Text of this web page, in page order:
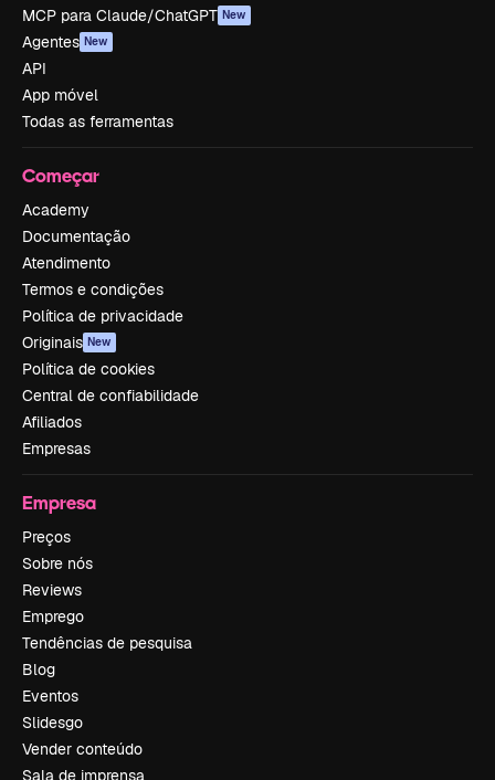
MCP para Claude/ChatGPT New
Agentes New
API
App móvel
Todas as ferramentas
Começar
Academy
Documentação
Atendimento
Termos e condições
Política de privacidade
Originais New
Política de cookies
Central de confiabilidade
Afiliados
Empresas
Empresa
Preços
Sobre nós
Reviews
Emprego
Tendências de pesquisa
Blog
Eventos
Slidesgo
Vender conteúdo
Sala de imprensa